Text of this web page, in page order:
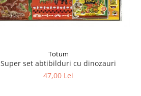
Totum
Super set abtibilduri cu dinozauri
47,00 Lei